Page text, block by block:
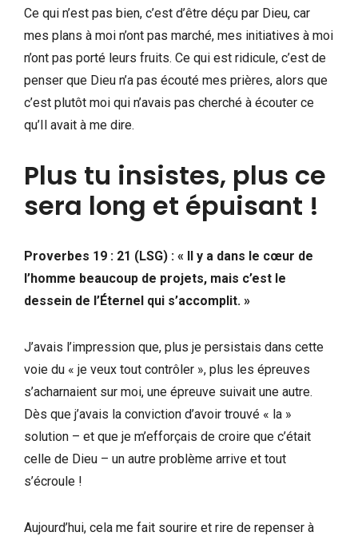
Ce qui n’est pas bien, c’est d’être déçu par Dieu, car
mes plans à moi n’ont pas marché, mes initiatives à moi
n’ont pas porté leurs fruits. Ce qui est ridicule, c’est de
penser que Dieu n’a pas écouté mes prières, alors que
c’est plutôt moi qui n’avais pas cherché à écouter ce
qu’Il avait à me dire.
Plus tu insistes, plus ce
sera long et épuisant !
Proverbes 19 : 21 (LSG) : « Il y a dans le cœur de
l’homme beaucoup de projets, mais c’est le
dessein de l’Éternel qui s’accomplit. »
J’avais l’impression que, plus je persistais dans cette
voie du « je veux tout contrôler », plus les épreuves
s’acharnaient sur moi, une épreuve suivait une autre.
Dès que j’avais la conviction d’avoir trouvé « la »
solution – et que je m’efforçais de croire que c’était
celle de Dieu – un autre problème arrive et tout
s’écroule !
Aujourd’hui, cela me fait sourire et rire de repenser à